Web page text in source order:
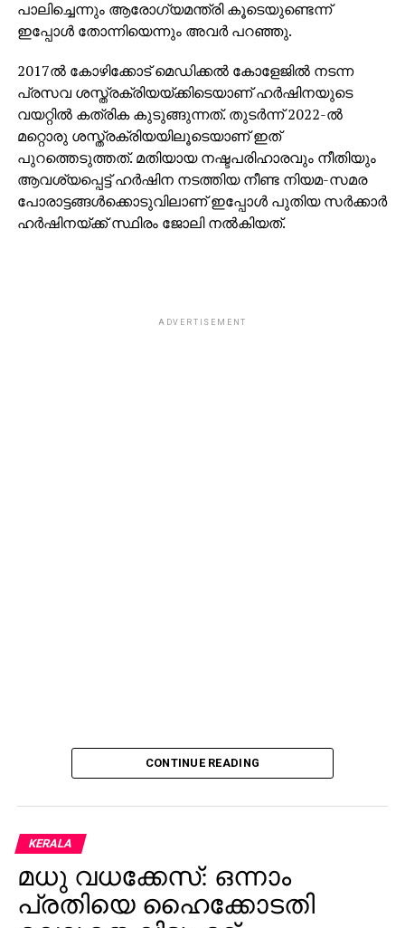
പാലിച്ചെന്നും ആരോഗ്യമന്ത്രി കൂടെയുണ്ടെന്ന്
ഇപ്പോള്‍ തോന്നിയെന്നും അവര്‍ പറഞ്ഞു.
2017ല്‍ കോഴിക്കോട് മെഡിക്കല്‍ കോളേജില്‍ നടന്ന
പ്രസവ ശസ്ത്രക്രിയയ്ക്കിടെയാണ് ഹര്‍ഷിനയുടെ
വയറ്റില്‍ കത്രിക കുടുങ്ങുന്നത്. തുടര്‍ന്ന് 2022-ല്‍
മറ്റൊരു ശസ്ത്രക്രിയയിലൂടെയാണ് ഇത്
പുറത്തെടുത്തത്. മതിയായ നഷ്ടപരിഹാരവും നീതിയും
ആവശ്യപ്പെട്ട് ഹര്‍ഷിന നടത്തിയ നീണ്ട നിയമ-സമര
പോരാട്ടങ്ങള്‍ക്കൊടുവിലാണ് ഇപ്പോള്‍ പുതിയ സര്‍ക്കാര്‍
ഹര്‍ഷിനയ്ക്ക് സ്ഥിരം ജോലി നല്‍കിയത്.
ADVERTISEMENT
CONTINUE READING
KERALA
മധു വധക്കേസ്: ഒന്നാം
പ്രതിയെ ഹൈക്കോടതി